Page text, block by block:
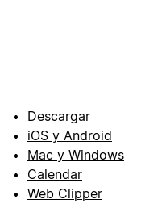
Descargar
iOS y Android
Mac y Windows
Calendar
Web Clipper